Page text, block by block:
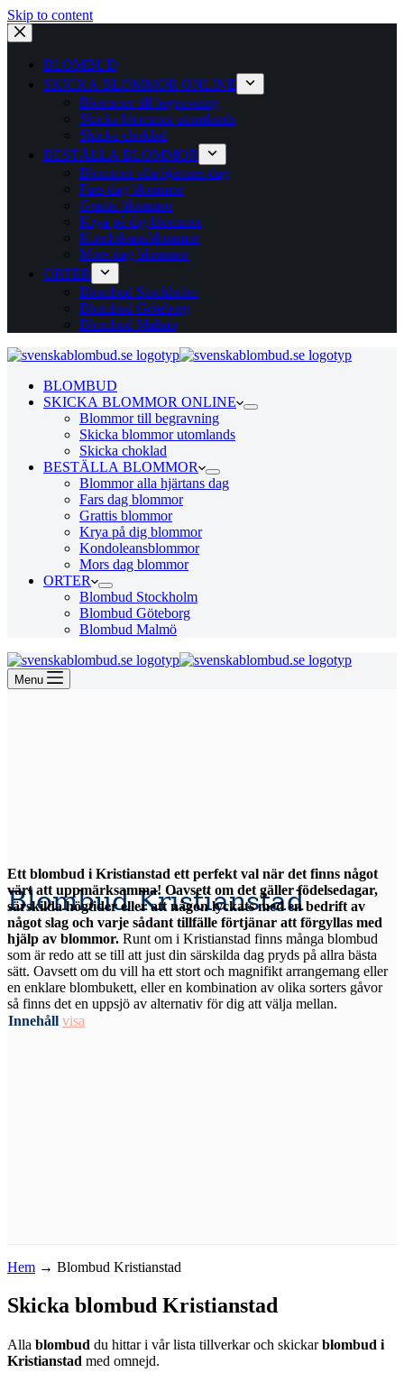
Skip to content
BLOMBUD
SKICKA BLOMMOR ONLINE
Blommor till begravning
Skicka blommor utomlands
Skicka choklad
BESTÄLLA BLOMMOR
Blommor alla hjärtans dag
Fars dag blommor
Grattis blommor
Krya på dig blommor
Kondoleansblommor
Mors dag blommor
ORTER
Blombud Stockholm
Blombud Göteborg
Blombud Malmö
BLOMBUD
SKICKA BLOMMOR ONLINE
Blommor till begravning
Skicka blommor utomlands
Skicka choklad
BESTÄLLA BLOMMOR
Blommor alla hjärtans dag
Fars dag blommor
Grattis blommor
Krya på dig blommor
Kondoleansblommor
Mors dag blommor
ORTER
Blombud Stockholm
Blombud Göteborg
Blombud Malmö
Menu
Blombud Kristianstad
Ett blombud i Kristianstad ett perfekt val när det finns något
värt att uppmärksamma! Oavsett om det gäller födelsedagar,
särskilda högtider eller att någon lyckats med en bedrift av
något slag och varje sådant tillfälle förtjänar att förgyllas med
hjälp av blommor.
som är redo att se till att just din särskilda dag pryds på allra bästa
sätt. Oavsett om du vill ha ett stort och magnifikt arrangemang eller
en enklare blombukett, eller en kombination av olika sorters gåvor
så finns det en uppsjö av alternativ för dig att välja mellan.
Innehåll visa
Hem → Blombud Kristianstad
Skicka blombud Kristianstad
Alla blombud du hittar i vår lista tillverkar och skickarblombud i
Kristianstad med omnejd.